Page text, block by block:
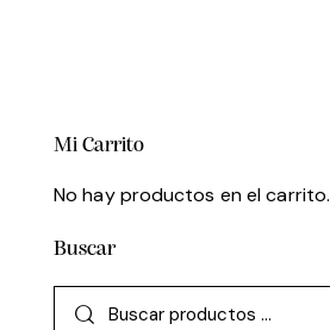
Mi Carrito
No hay productos en el carrito.
Buscar